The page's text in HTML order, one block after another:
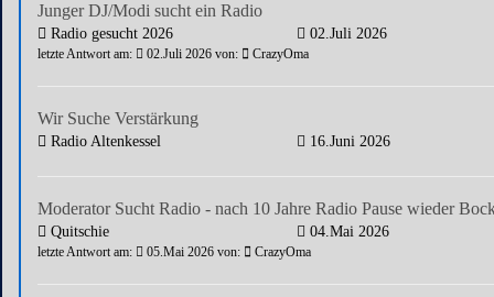
Junger DJ/Modi sucht ein Radio
Radio gesucht 2026 02.Juli 2026
letzte Antwort am: 02.Juli 2026 von: CrazyOma
Wir Suche Verstärkung
Radio Altenkessel 16.Juni 2026
Moderator Sucht Radio - nach 10 Jahre Radio Pause wieder
Quitschie 04.Mai 2026
letzte Antwort am: 05.Mai 2026 von: CrazyOma